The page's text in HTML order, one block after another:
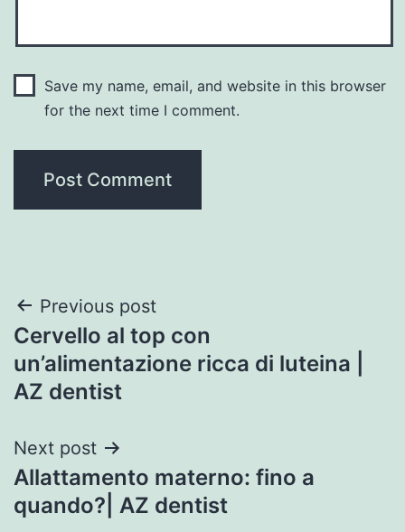
Save my name, email, and website in this browser
for the next time I comment.
Post
navigation
Previous post
Cervello al top con
un’alimentazione ricca di luteina |
AZ dentist
Next post
Allattamento materno: fino a
quando?| AZ dentist